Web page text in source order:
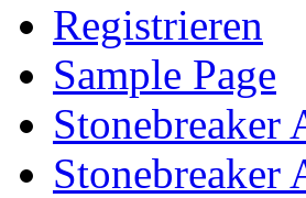
Registrieren
Sample Page
Stonebreaker
Stonebreaker